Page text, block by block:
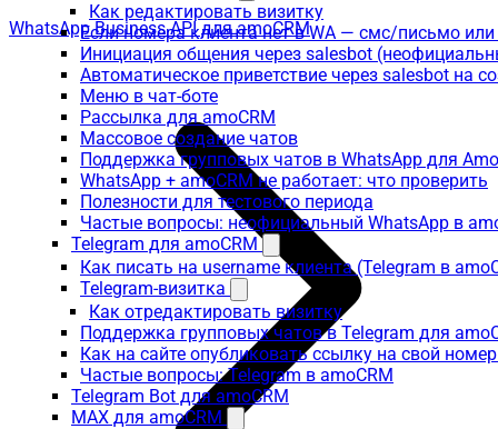
Как редактировать визитку
Если номера клиента нет в WA — смс/письмо
Инициация общения через salesbot
Автоматическое приветствие через salesbot на
Меню в чат-боте
Рассылка для amoCRM
Массовое создание чатов
Поддержка групповых чатов в WhatsApp для
WhatsApp + amoCRM не работает: что проверить
Полезности для тестового периода
Частые вопросы: неофициальный WhatsApp в
Telegram для amoCRM
Как писать на username клиента (Telegram в
Telegram-визитка
Как отредактировать визитку
Поддержка групповых чатов в Telegram для
Как на сайте опубликовать ссылку на свой
Частые вопросы: Telegram в amoCRM
Telegram Bot для amoCRM
MAX для amoCRM
WhatsApp Business API для amoCRM